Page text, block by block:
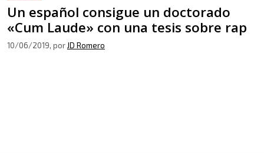
Un español consigue un doctorado
«Cum Laude» con una tesis sobre rap
10/06/2019, por JD Romero